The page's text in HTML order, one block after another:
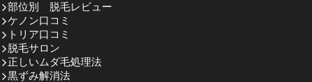
部位別 脱毛レビュー
ケノン口コミ
トリア口コミ
脱毛サロン
正しいムダ毛処理法
黒ずみ解消法